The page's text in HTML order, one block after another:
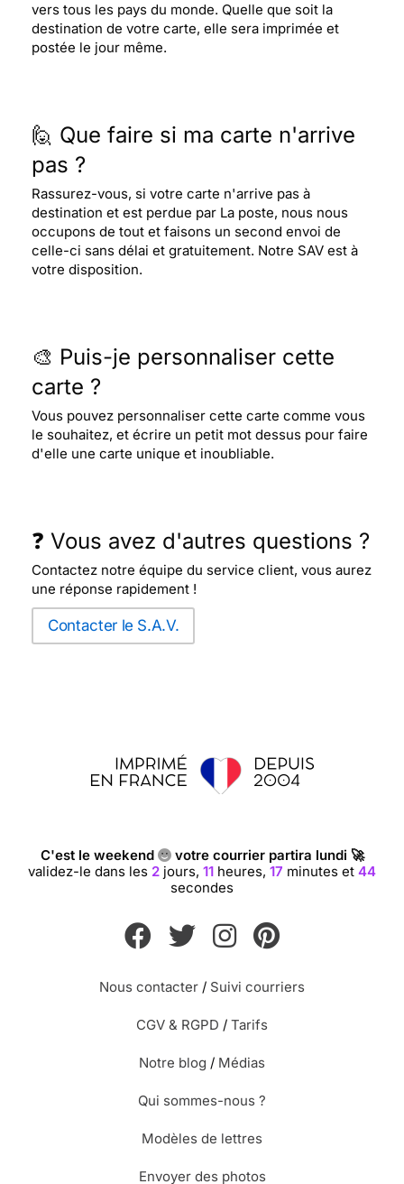
vers tous les pays du monde. Quelle que soit la
destination de votre carte, elle sera imprimée et
postée le jour même.
🙋 Que faire si ma carte n'arrive
pas ?
Rassurez-vous, si votre carte n'arrive pas à
destination et est perdue par La poste, nous nous
occupons de tout et faisons un second envoi de
celle-ci sans délai et gratuitement. Notre SAV est à
votre disposition.
🎨 Puis-je personnaliser cette
carte ?
Vous pouvez personnaliser cette carte comme vous
le souhaitez, et écrire un petit mot dessus pour faire
d'elle une carte unique et inoubliable.
❓ Vous avez d'autres questions ?
Contactez notre équipe du service client, vous aurez
une réponse rapidement !
Contacter le S.A.V.
C'est le weekend
votre courrier partira lundi 🚀
validez-le dans les 2 jours, 11 heures, 17 minutes et 43
secondes
Nous contacter / Suivi courriers
CGV & RGPD / Tarifs
Notre blog / Médias
Qui sommes-nous ?
Modèles de lettres
Envoyer des photos